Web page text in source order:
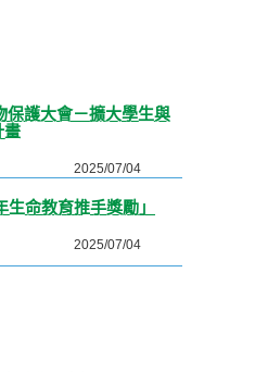
保護大會－擴大學生與
畫
2025/07/04
生命教育推手獎勵」
2025/07/04